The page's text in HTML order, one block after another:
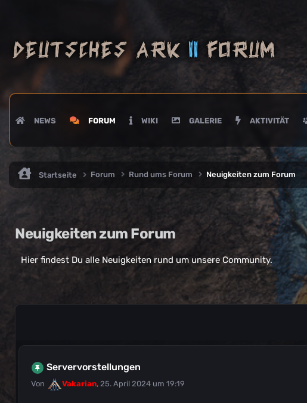
NEWS FORUM WIKI GALERIE AKTIVITÄT
Startseite Forum Rund ums Forum Neuigkeiten zum Forum
Neuigkeiten zum Forum
Hier findest Du alle Neuigkeiten rund um unsere Community.
Servervorstellungen
Von Vakarian, 25. April 2024 um 19:19